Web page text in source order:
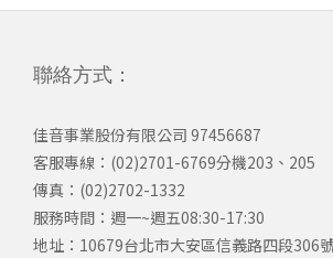
聯絡方式：
佳音事業股份有限公司 97456687
客服專線：(02)2701-6769分機203、205
傳真：(02)2702-1332
服務時間：週一~週五08:30-17:30
地址：10679台北市大安區信義路四段306